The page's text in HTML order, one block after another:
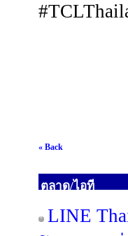
« Back
ตลาด/ไอที
LINE